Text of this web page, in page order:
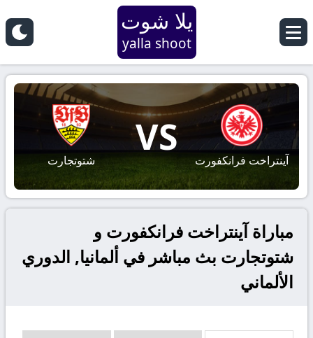
يلا شوت
yalla shoot
آينتراخت فرانكفورت
VS
شتوتجارت
مباراة آينتراخت فرانكفورت و
شتوتجارت بث مباشر في ألمانيا, الدوري
الألماني